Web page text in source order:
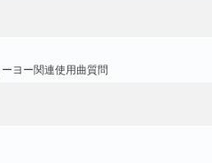
ヨー関連使用曲質問